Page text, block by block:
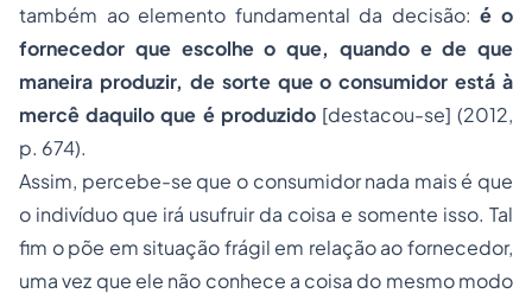
também ao elemento fundamental da decisão:é o
fornecedor que escolhe o que, quando e de que
maneira produzir, de sorte que o consumidor está à
mercê daquilo que é produzido [destacou-se] (2012,
p. 674).
Assim, percebe-se que o consumidor nada mais é que
o indivíduo que irá usufruir da coisa e somente isso. Tal
fim o põe em situação frágil em relação ao fornecedor,
uma vez que ele não conhece a coisa do mesmo modo